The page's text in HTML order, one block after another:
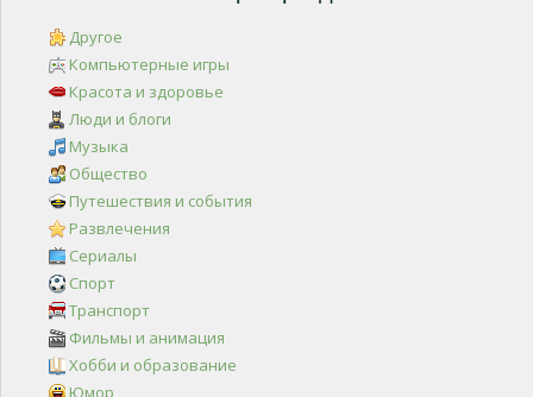
Другое
Компьютерные игры
Красота и здоровье
Люди и блоги
Музыка
Общество
Путешествия и события
Развлечения
Сериалы
Спорт
Транспорт
Фильмы и анимация
Хобби и образование
Юмор